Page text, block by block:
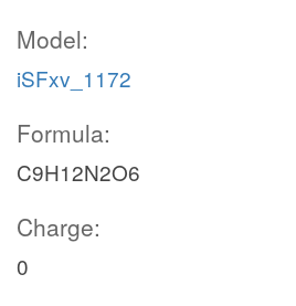
Model:
iSFxv_1172
Formula:
C9H12N2O6
Charge:
0